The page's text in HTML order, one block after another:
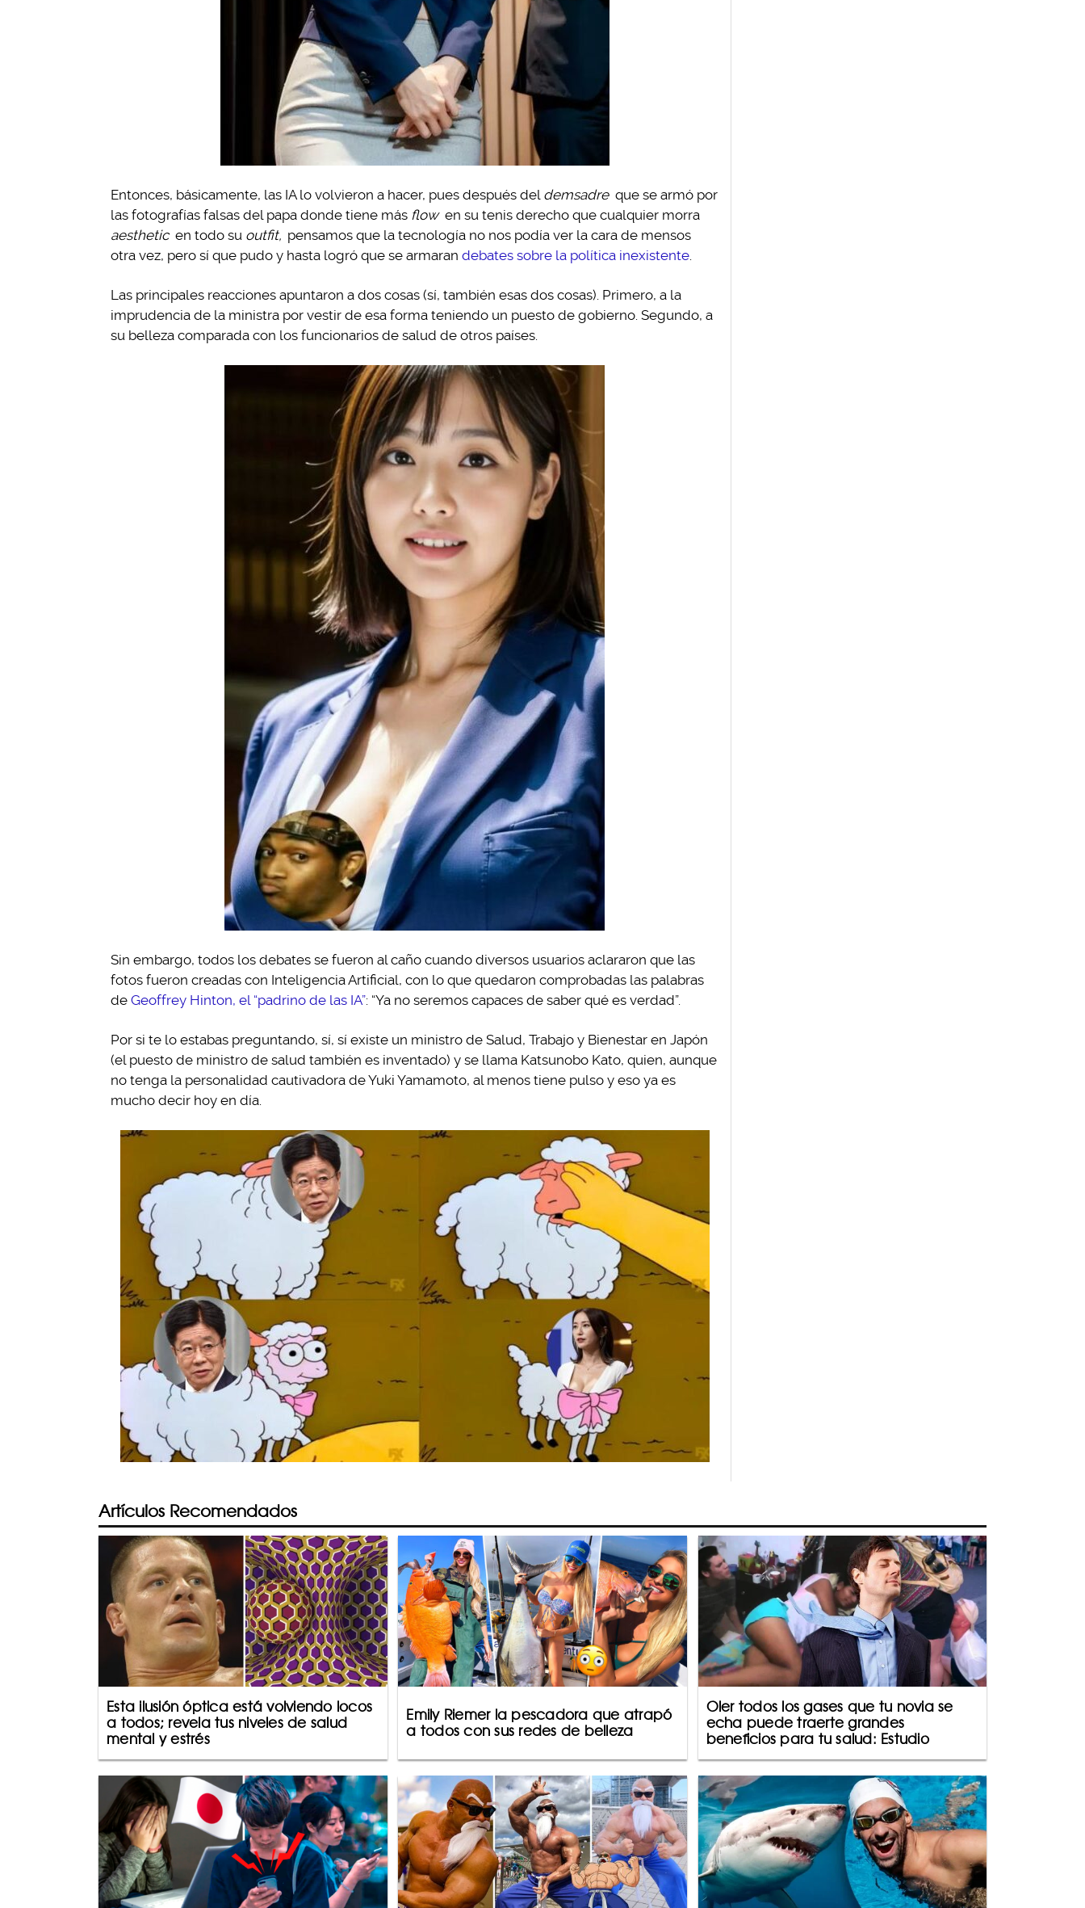
Entonces, básicamente, las IA lo volvieron a hacer, pues después del demsadre que se armó por
las fotografías falsas del papa donde tiene más flow en su tenis derecho que cualquier morra
aesthetic en todo suoutfit, pensamos que la tecnología no nos podía ver la cara de mensos
otra vez, pero sí que pudo y hasta logró que se armaran debates sobre la política inexistente.
Las principales reacciones apuntaron a dos cosas (sí, también esas dos cosas). Primero, a la
imprudencia de la ministra por vestir de esa forma teniendo un puesto de gobierno. Segundo, a
su belleza comparada con los funcionarios de salud de otros países.
Sin embargo, todos los debates se fueron al caño cuando diversos usuarios aclararon que las
fotos fueron creadas con Inteligencia Artificial, con lo que quedaron comprobadas las palabras
de Geoffrey Hinton, el “padrino de las IA”: “Ya no seremos capaces de saber qué es verdad”.
Por si te lo estabas preguntando, sí, sí existe un ministro de Salud, Trabajo y Bienestar en Japón
(el puesto de ministro de salud también es inventado) y se llama Katsunobo Kato, quien, aunque
no tenga la personalidad cautivadora de Yuki Yamamoto, al menos tiene pulso y eso ya es
mucho decir hoy en día.
Artículos Recomendados
Esta ilusión óptica está volviendo locos
a todos; revela tus niveles de salud
mental y estrés
Emily Riemer la pescadora que atrapó
a todos con sus redes de belleza
Oler todos los gases que tu novia se
echa puede traerte grandes
beneficios para tu salud: Estudio